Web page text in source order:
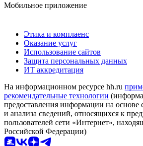
Мобильное приложение
Этика и комплаенс
Оказание услуг
Использование сайтов
Защита персональных данных
ИТ аккредитация
На информационном ресурсе hh.ru
рекомендательные технологии
предоставления информации на основе
и анализа сведений, относящихся к
пользователей сети «Интернет»,
Российской Федерации)